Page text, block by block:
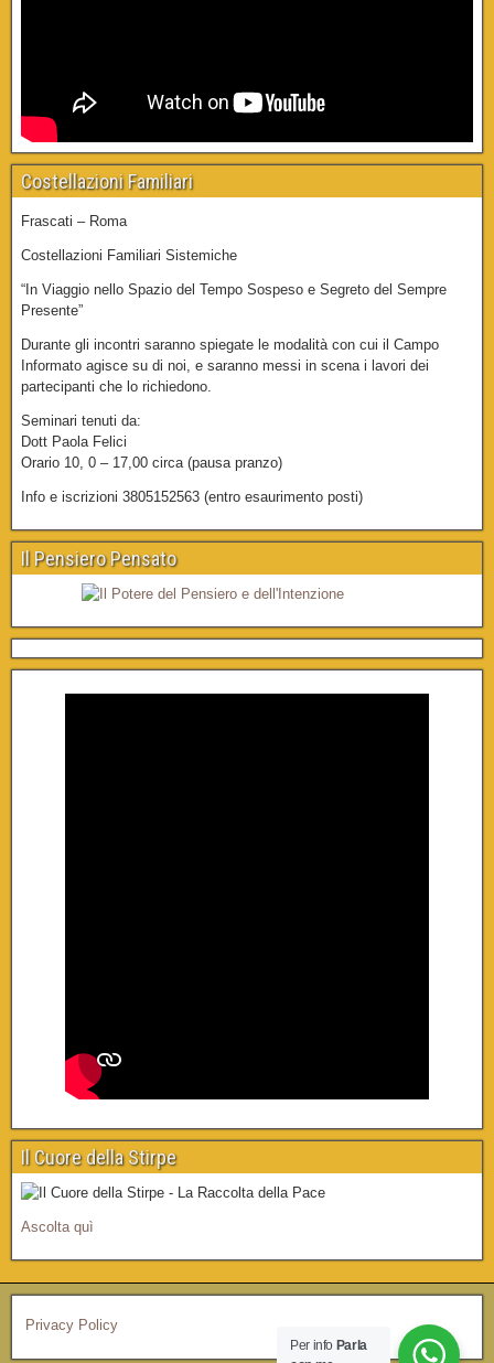
Costellazioni Familiari
Frascati – Roma
Costellazioni Familiari Sistemiche
“In Viaggio nello Spazio del Tempo Sospeso e Segreto del Sempre
Presente”
Durante gli incontri saranno spiegate le modalità con cui il Campo
Informato agisce su di noi, e saranno messi in scena i lavori dei
partecipanti che lo richiedono.
Seminari tenuti da:
Dott Paola Felici
Orario 10, 0 – 17,00 circa (pausa pranzo)
Info e iscrizioni 3805152563 (entro esaurimento posti)
Il Pensiero Pensato
Il Cuore della Stirpe
Ascolta quì
Privacy Policy
Per info Parla